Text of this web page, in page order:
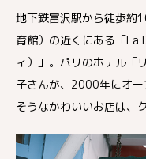
地下鉄富沢駅から徒歩約
育館）の近くにある「
ィ）」。パリのホテル「
子さんが、2000年にオ
そうなかわいいお店は、